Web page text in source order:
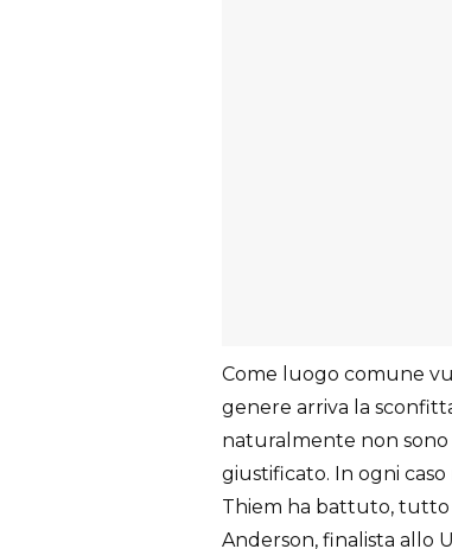
Come luogo comune
genere arriva la
naturalmente non sono
giustificato. In ogni
Thiem ha battuto, tutto
Anderson, finalista allo